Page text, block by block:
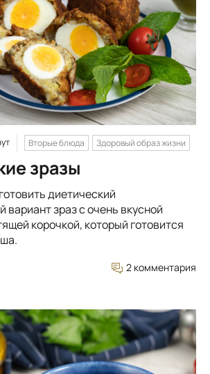
Вторые блюда Здоровый образ жизни
зразы
диетический
вариант зраз с очень вкусной
корочкой, который готовится
2 комментария